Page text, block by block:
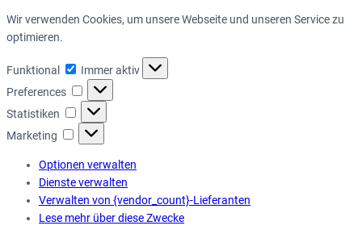
Wir verwenden Cookies, um unsere Webseite und unseren Service zu
optimieren.
Funktional Funktional
Immer aktiv
Preferences
Preferences
Statistiken Statistiken
Marketing Marketing
Optionen verwalten
Dienste verwalten
Verwalten von {vendor_count}-Lieferanten
Lese mehr über diese Zwecke